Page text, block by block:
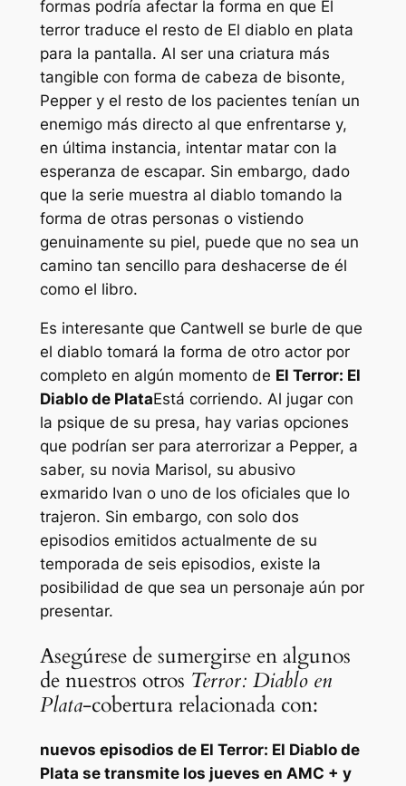
formas podría afectar la forma en que El
terror traduce el resto de El diablo en plata
para la pantalla. Al ser una criatura más
tangible con forma de cabeza de bisonte,
Pepper y el resto de los pacientes tenían un
enemigo más directo al que enfrentarse y,
en última instancia, intentar matar con la
esperanza de escapar. Sin embargo, dado
que la serie muestra al diablo tomando la
forma de otras personas o vistiendo
genuinamente su piel, puede que no sea un
camino tan sencillo para deshacerse de él
como el libro.
Es interesante que Cantwell se burle de que
el diablo tomará la forma de otro actor por
completo en algún momento de El Terror: El
Diablo de PlataEstá corriendo. Al jugar con
la psique de su presa, hay varias opciones
que podrían ser para aterrorizar a Pepper, a
saber, su novia Marisol, su abusivo
exmarido Ivan o uno de los oficiales que lo
trajeron. Sin embargo, con solo dos
episodios emitidos actualmente de su
temporada de seis episodios, existe la
posibilidad de que sea un personaje aún por
presentar.
Asegúrese de sumergirse en algunos
de nuestros otros Terror: Diablo en
Plata-cobertura relacionada con:
nuevos episodios de El Terror: El Diablo de
Plata se transmite los jueves en AMC + y